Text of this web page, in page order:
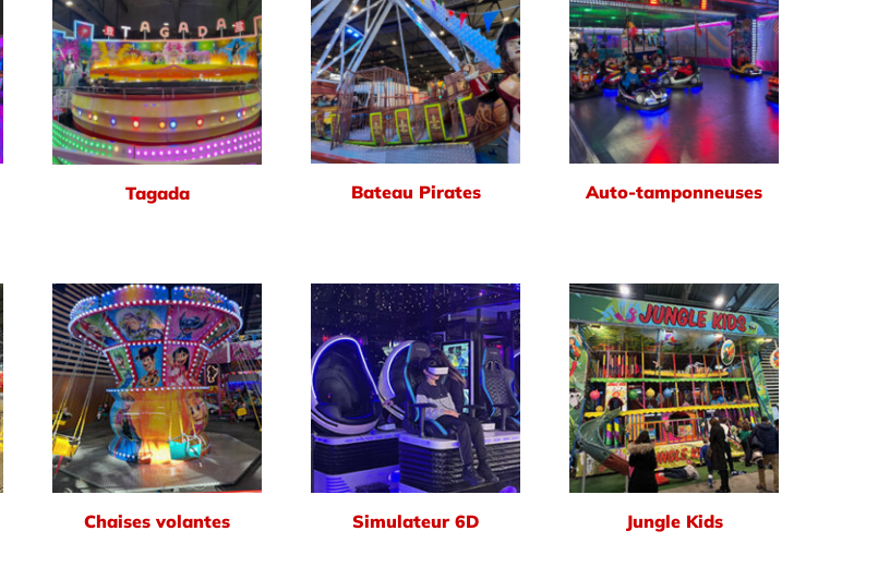
Tagada Bateau Pirates Auto-tamponneuses
Chaises volantes Simulateur 6D Jungle Kids